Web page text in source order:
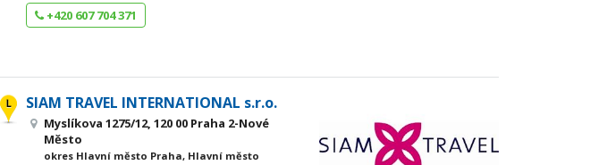
+420 607 704 371
SIAM TRAVEL INTERNATIONAL s.r.o.
Myslíkova 1275/12, 120 00 Praha 2-Nové
Město
okres Hlavní město Praha, Hlavní město